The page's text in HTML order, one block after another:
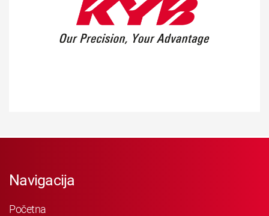
Navigacija
Početna